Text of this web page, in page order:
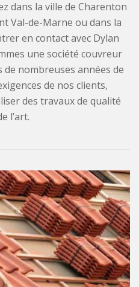
dans la ville de Charenton
Val-de-Marne ou dans la
en contact avec Dylan
une société couvreur
nombreuses années de
de nos clients,
des travaux de qualité
l’art.